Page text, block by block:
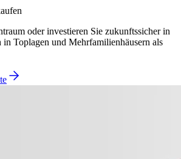
oder investieren Sie zukunftssicher in
Toplagen und Mehrfamilienhäusern als